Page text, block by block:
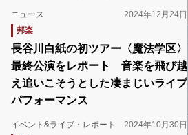
ニュース
2024年12月24日
邦楽
長谷川白紙の初ツアー〈魔法学区〉
最終公演をレポート 音楽を飛び越
え追いこそうとした凄まじいライブ
パフォーマンス
イベント&ライブ・レポート
2024年10月30日